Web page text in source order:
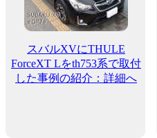
スバルXVにTHULE
ForceXT Lをth753系で取付
した事例の紹介：詳細へ